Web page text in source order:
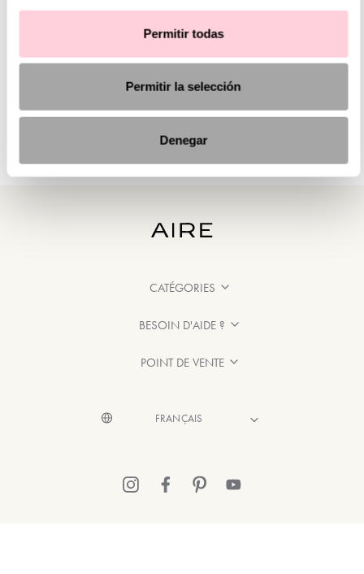
Permitir todas
Permitir la selección
Denegar
CATÉGORIES
BESOIN D'AIDE ?
POINT DE VENTE